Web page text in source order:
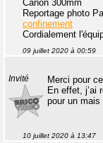
Canon 300mm
Reportage photo
confinement
Cordialement
09 juillet 2020 à 00:59
Invité
Merci pour
En effet, j’ai
pour un mais
10 juillet 2020 à 13:47